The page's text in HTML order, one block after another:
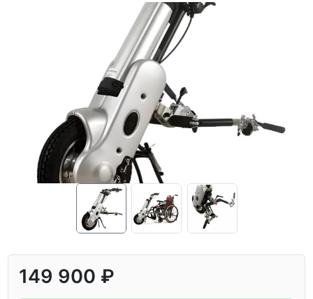
149 900 ₽